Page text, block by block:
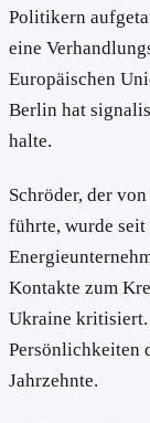
Politikern
eine
Europäischen
Berlin hat
halte.
Schröder, der
führte, wurde
Kontakte zum
Ukraine kritisiert.
Persönlichkeiten
Jahrzehnte.